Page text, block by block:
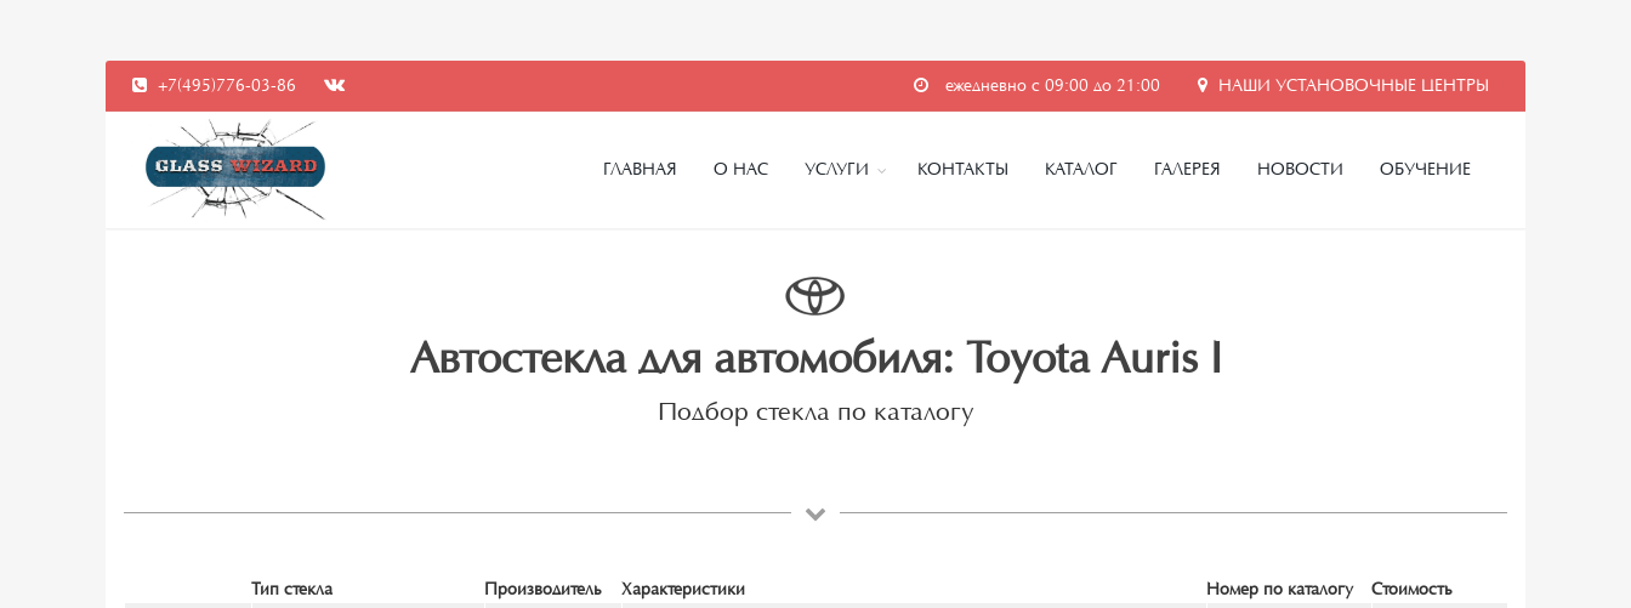
ежедневно с 09:00 до 21:00 НАШИ УСТАНОВОЧНЫЕ ЦЕНТРЫ
+7(495)776-03-86
ГЛАВНАЯ О НАС УСЛУГИ КОНТАКТЫ КАТАЛОГ ГАЛЕРЕЯ НОВОСТИ ОБУЧЕНИЕ
Автостекла для автомобиля: Toyota Auris I
Подбор стекла по каталогу
Тип стекла Производитель Характеристики Номер по каталогу
Стоимость